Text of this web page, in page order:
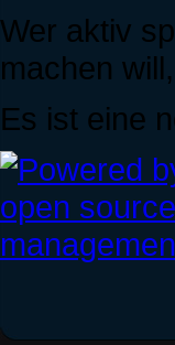
Wer aktiv
machen
Es ist eine